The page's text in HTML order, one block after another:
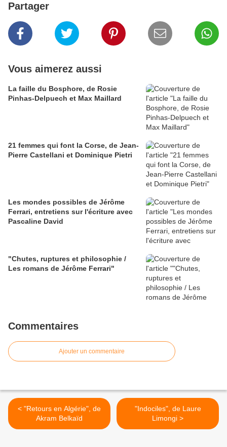
Partager
Vous aimerez aussi
La faille du Bosphore, de Rosie
Pinhas-Delpuech et Max Maillard
21 femmes qui font la Corse, de Jean-
Pierre Castellani et Dominique Pietri
Les mondes possibles de Jérôme
Ferrari, entretiens sur l'écriture avec
Pascaline David
"Chutes, ruptures et philosophie /
Les romans de Jérôme Ferrari"
Commentaires
Ajouter un commentaire
< "Retours en Algérie", de
Akram Belkaïd
"Indociles", de Laure
Limongi >